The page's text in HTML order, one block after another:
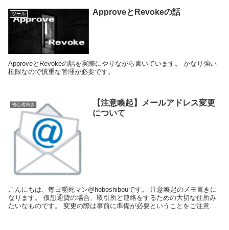
ツール ApproveとRevokeの話
ApproveとRevokeの話を実際にやりながら書いています。 かなり強い
権限なので慎重な管理が必要です。
初心者向き
【注意喚起】メールアドレス変更
について
こんにちは、毎日瀕死マン@hoboshibouです。 注意喚起のメモ書きに
なります。 仮想通貨の場合、取引所と連絡をするための大切な住所み
たいなものです。 変更の際は事前に準備が必要ということをご注意く